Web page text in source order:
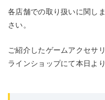
各店舗での取り扱いに関し
さい。
ご紹介したゲームアクセサ
ラインショップにて本日よ